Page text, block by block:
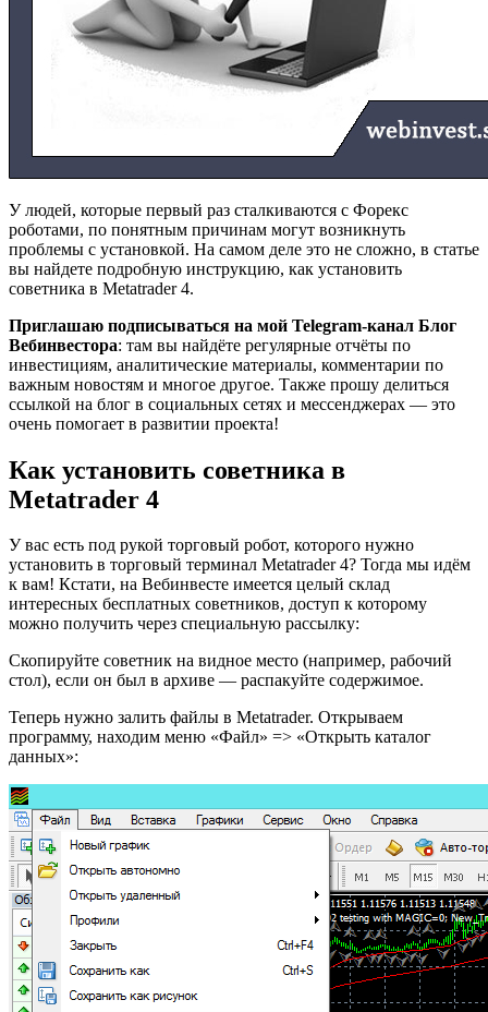
У людей, которые первый раз сталкиваются с Форекс
роботами, по понятным причинам могут возникнуть
проблемы с установкой. На самом деле это не сложно, в статье
вы найдете подробную инструкцию, как установить
советника в Metatrader 4.
Приглашаю подписываться на мой Telegram-канал Блог
Вебинвестора: там вы найдёте регулярные отчёты по
инвестициям, аналитические материалы, комментарии по
важным новостям и многое другое. Также прошу делиться
ссылкой на блог в социальных сетях и мессенджерах — это
очень помогает в развитии проекта!
Как установить советника в
Metatrader 4
У вас есть под рукой торговый робот, которого нужно
установить в торговый терминал Metatrader 4? Тогда мы идём
к вам! Кстати, на Вебинвесте имеется целый склад
интересных бесплатных советников, доступ к которому
можно получить через специальную рассылку:
Скопируйте советник на видное место (например, рабочий
стол), если он был в архиве — распакуйте содержимое.
Теперь нужно залить файлы в Metatrader. Открываем
программу, находим меню «Файл» => «Открыть каталог
данных»: